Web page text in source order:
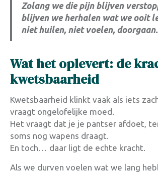
Zolang we die pijn blijven
blijven we herhalen wat we ooit
niet huilen, niet voelen, doorgaan.
Wat het oplevert: de
kwetsbaarheid
Kwetsbaarheid klinkt vaak als iets
vraagt ongelofelijke moed.
Het vraagt dat je je pantser afdoet,
soms nog wapens draagt.
En toch… daar ligt de echte kracht.
Als we durven voelen wat we lang